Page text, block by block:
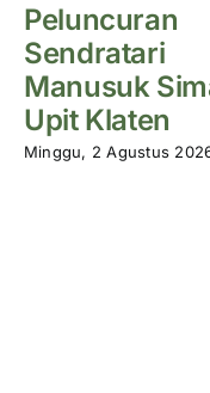
Peluncuran
Sendratari
Manusuk
Upit Klaten
Minggu, 2 Agustus